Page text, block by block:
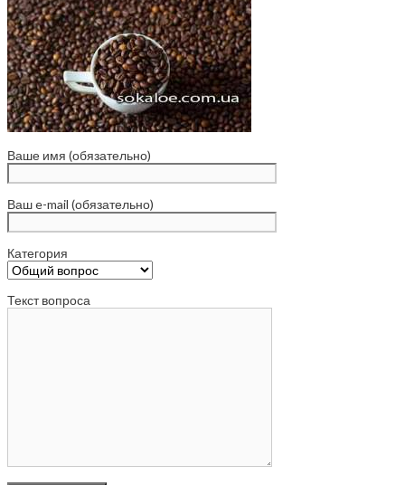
Ваше имя (обязательно)
Ваш e-mail (обязательно)
Категория
Текст вопроса